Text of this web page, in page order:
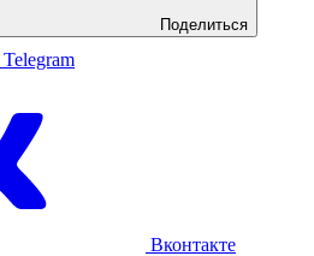
Поделиться
Telegram
Вконтакте